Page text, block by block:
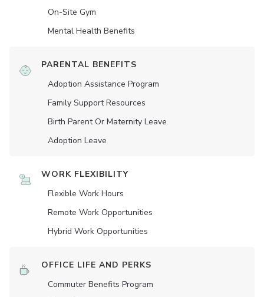
On-Site Gym
Mental Health Benefits
PARENTAL BENEFITS
Adoption Assistance Program
Family Support Resources
Birth Parent Or Maternity Leave
Adoption Leave
WORK FLEXIBILITY
Flexible Work Hours
Remote Work Opportunities
Hybrid Work Opportunities
OFFICE LIFE AND PERKS
Commuter Benefits Program